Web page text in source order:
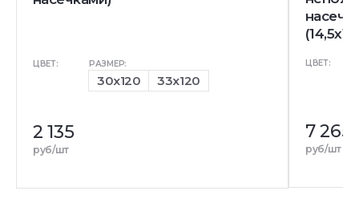
ЦВЕТ: РАЗМЕР:
30x120 33x120
2 135
руб/шт
ЦВЕТ:
7 265
руб/шт